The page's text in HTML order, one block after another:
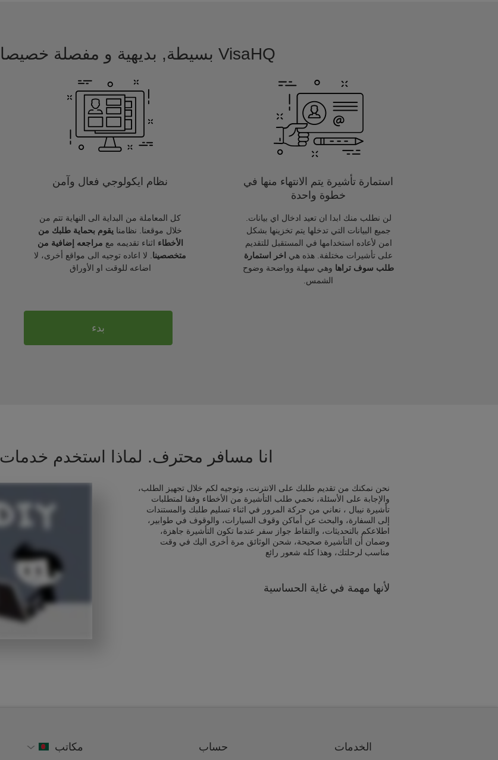
VisaHQ بسيطة, بديهية و مفصلة خصيصا للمسافرين
استمارة تأشيرة يتم الانتهاء منها في
خطوة واحدة
لن نطلب منك ابدا ان تعيد ادخال اي بيانات.
جميع البيانات التي تدخلها يتم تخزينها بشكل
امن لأعاده استخدامها في المستقبل للتقديم
على تأشيرات مختلفة. هذه هي
اخر استمارة
طلب سوف تراها وهي سهلة وواضحة وضوح
الشمس.
نظام ايكولوجي فعال وآمن
كل المعاملة من البداية الى النهاية تتم من
خلال موقعنا. نظامنا يقوم بحماية طلبك من
الأخطاء اثناء تقديمه مع مراجعه إضافية من
متخصصينا . لا اعاده توجيه الى مواقع أخرى، لا
اضاعه للوقت او الأوراق
بدء
انا مسافر محترف. لماذا استخدم خدمات VisaHQ ؟
نحن نمكنك من تقديم طلبك على الانترنت، وتوجيه لكم خلال تجهيز الطلب،
والإجابة على الأسئلة، نحمي طلب التأشيرة من الأخطاء وفقا لمتطلبات
تأشيرة نيبال ، نعاني من حركة المرور في اثناء تسليم طلبك والمستندات
إلى السفارة، والبحث عن أماكن وقوف السيارات، والوقوف في طوابير،
اطلاعكم بالتحديثات، والتقاط جواز سفر عندما تكون التأشيرة جاهزة،
وضمان أن التأشيرة صحيحة، شحن الوثائق مرة أخرى اليك في وقت
مناسب لرحلتك، وهذا كله شعور رائع
لأنها مهمة في غاية الحساسية
الخدمات حساب مكاتب